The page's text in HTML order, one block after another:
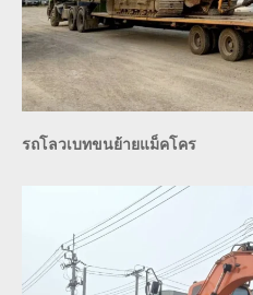
รถโลวเบทขนย้ายแม็คโคร